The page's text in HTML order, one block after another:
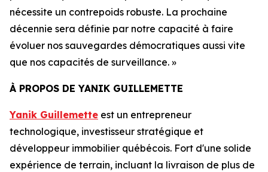
nécessite un contrepoids robuste. La prochaine
décennie sera définie par notre capacité à faire
évoluer nos sauvegardes démocratiques aussi vite
que nos capacités de surveillance. »
À PROPOS DE YANIK GUILLEMETTE
Yanik Guillemette est un entrepreneur
technologique, investisseur stratégique et
développeur immobilier québécois. Fort d'une solide
expérience de terrain, incluant la livraison de plus de